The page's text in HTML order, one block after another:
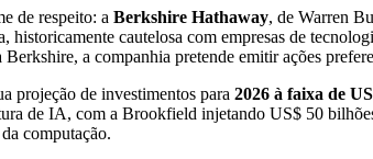
de respeito: a Berkshire Hathaway, de Warren
historicamente cautelosa com empresas de
a companhia pretende emitir ações
projeção de investimentos para 2026 à faixa de
de IA, com a Brookfield injetando US$ 50
computação.